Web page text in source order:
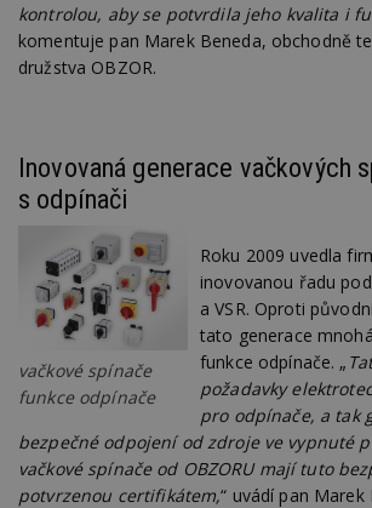
kontrolou, aby se potvrdila jeho kvalita i
komentuje pan Marek Beneda, obchodně
družstva OBZOR.
Inovovaná generace vačkových
s odpínači
vačkové spínače
funkce odpínače
Roku 2009 uvedla
inovovanou řadu
a VSR. Oproti
tato generace
funkce odpínače. „
požadavky
pro odpínače, a tak
bezpečné odpojení od zdroje ve vypnuté
vačkové spínače od OBZORU mají tuto
potvrzenou certifikátem,“ uvádí pan Marek